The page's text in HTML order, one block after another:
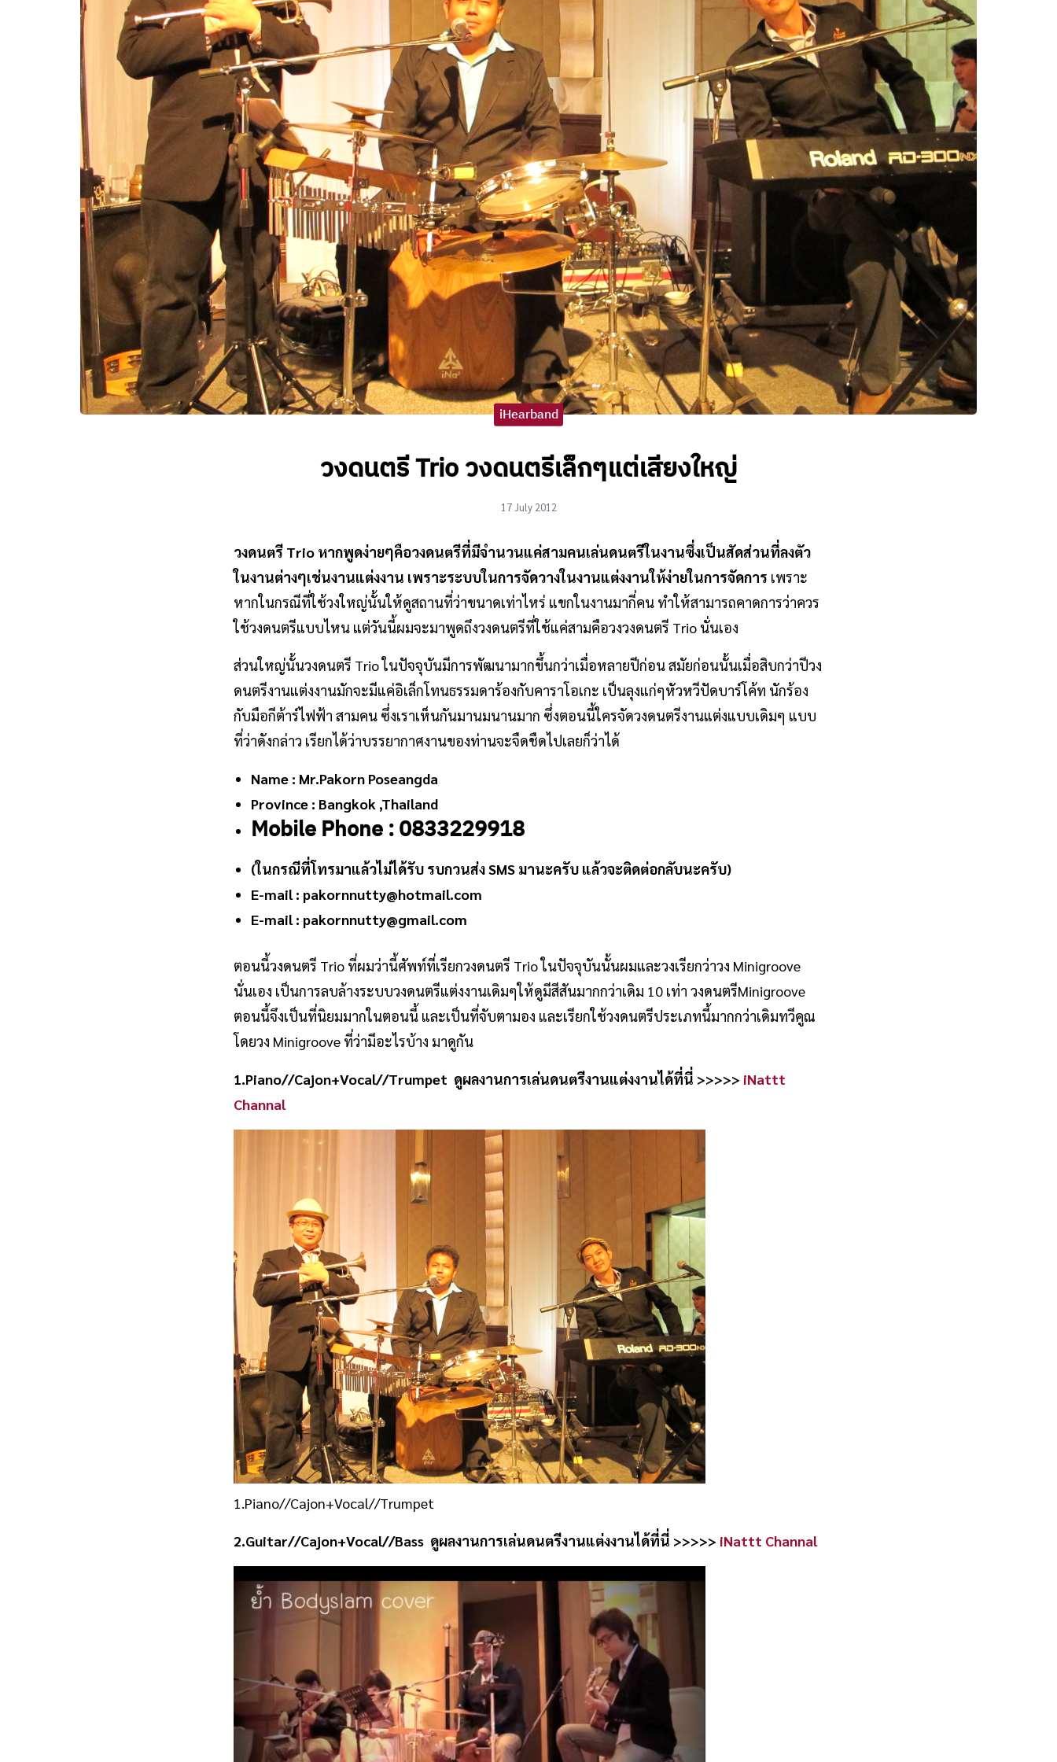
iHearband
วงดนตรี Trio วงดนตรีเล็กๆแต่เสียงใหญ่
17 July 2012
วงดนตรี Trio หากพูดง่ายๆคือวงดนตรีที่มีจำนวนแค่สามคนเล่นดนตรีในงานซึ่งเป็นสัดส่วนที่ลงตัว
ในงานต่างๆเช่นงานแต่งงาน เพราะระบบในการจัดวางในงานแต่งงานให้ง่ายในการจัดการ เพราะ
หากในกรณีที่ใช้วงใหญ่นั้นให้ดูสถานที่ว่าขนาดเท่าไหร่ แขกในงานมากี่คน ทำให้สามารถคาดการว่าควร
ใช้วงดนตรีแบบไหน แต่วันนี้ผมจะมาพูดถึงวงดนตรีที่ใช้แค่สามคือวงวงดนตรี Trio นั่นเอง
ส่วนใหญ่นั้นวงดนตรี Trio ในปัจจุบันมีการพัฒนามากขึ้นกว่าเมื่อหลายปีก่อน สมัยก่อนนั้นเมื่อสิบกว่าปีวง
ดนตรีงานแต่งงานมักจะมีแค่อิเล็กโทนธรรมดาร้องกับคาราโอเกะ เป็นลุงแก่ๆหัวหวีปัดบาร์โค้ท นักร้อง
กับมือกีต้าร์ไฟฟ้า สามคน ซึ่งเราเห็นกันมานมนานมาก ซึ่งตอนนี้ใครจัดวงดนตรีงานแต่งแบบเดิมๆ แบบ
ที่ว่าดังกล่าว เรียกได้ว่าบรรยากาศงานของท่านจะจืดชืดไปเลยก็ว่าได้
Name : Mr.Pakorn Poseangda
Province : Bangkok ,Thailand
Mobile Phone : 0833229918
(ในกรณีที่โทรมาแล้วไม่ได้รับ รบกวนส่ง SMS มานะครับ แล้วจะติดต่อกลับนะครับ)
E-mail : pakornnutty@hotmail.com
E-mail : pakornnutty@gmail.com
ตอนนี้วงดนตรี Trio ที่ผมว่านี้ศัพท์ที่เรียกวงดนตรี Trio ในปัจจุบันนั้นผมและวงเรียกว่าวง Minigroove
นั่นเอง เป็นการลบล้างระบบวงดนตรีแต่งงานเดิมๆให้ดูมีสีสันมากกว่าเดิม 10 เท่า วงดนตรีMinigroove
ตอนนี้จึงเป็นที่นิยมมากในตอนนี้ และเป็นที่จับตามอง และเรียกใช้วงดนตรีประเภทนี้มากกว่าเดิมทวีคูณ
โดยวง Minigroove ที่ว่ามีอะไรบ้าง มาดูกัน
1.Piano//Cajon+Vocal//Trumpet ดูผลงานการเล่นดนตรีงานแต่งงานได้ที่นี่ >>>>> iNattt
Channal
1.Piano//Cajon+Vocal//Trumpet
2.Guitar//Cajon+Vocal//Bass ดูผลงานการเล่นดนตรีงานแต่งงานได้ที่นี่ >>>>> iNattt Channal